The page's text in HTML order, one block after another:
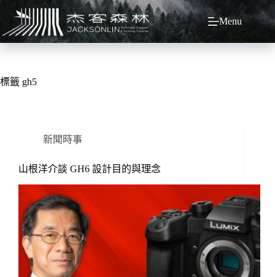
主
容
Menu
標籤 gh5
新聞時事
山根洋介談 GH6 設計目的與理念